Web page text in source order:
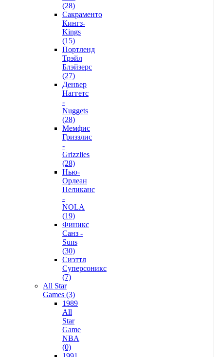
(28)
Сакраменто
Кингз-
Kings
(15)
Портленд
Трэйл
Блэйзерс
(27)
Денвер
Наггетс
-
Nuggets
(28)
Мемфис
Гриззлис
-
Grizzlies
(28)
Нью-
Орлеан
Пеликанс
-
NOLA
(19)
Финикс
Санз -
Suns
(30)
Сиэттл
Суперсоникс
(7)
All Star
Games (3)
1989
All
Star
Game
NBA
(0)